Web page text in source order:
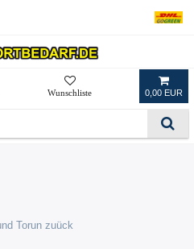
0,00 EUR
Torun zuück